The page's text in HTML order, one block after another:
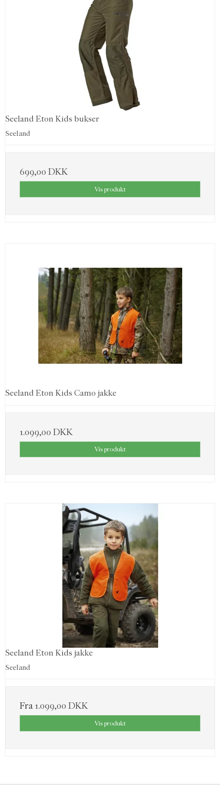
Seeland Eton Kids bukser
Seeland
699,00 DKK
Vis produkt
Seeland Eton Kids Camo jakke
1.099,00 DKK
Vis produkt
Seeland Eton Kids jakke
Seeland
Fra 1.099,00 DKK
Vis produkt